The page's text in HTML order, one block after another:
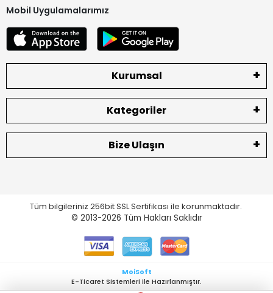
Mobil Uygulamalarımız
Kurumsal
Kategoriler
Bize Ulaşın
Tüm bilgileriniz 256bit SSL Sertifikası ile korunmaktadır.
© 2013-2026 Tüm Hakları Saklıdır
MoiSoft
E-Ticaret Sistemleri ile Hazırlanmıştır.